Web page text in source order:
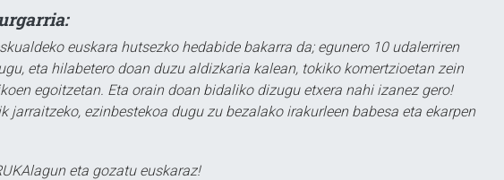
euskara hutsezko hedabide bakarra da; egunero 10 udalerriren
eta hilabetero doan duzu aldizkaria kalean, tokiko komertzioetan zein
egoitzetan. Eta orain doan bidaliko dizugu etxera nahi izanez gero!
jarraitzeko, ezinbestekoa dugu zu bezalako irakurleen babesa eta ekarpen
eta gozatu euskaraz!